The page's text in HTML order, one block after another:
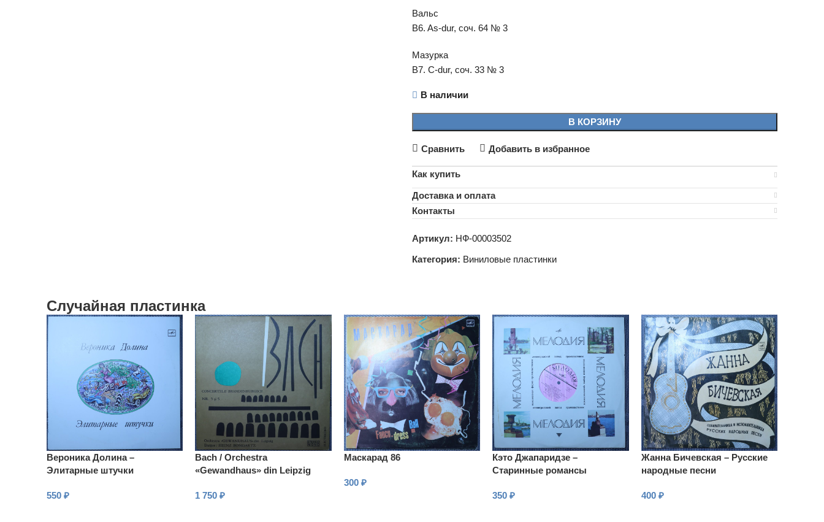
Вальс
B6. As-dur, соч. 64 № 3
Мазурка
B7. C-dur, соч. 33 № 3
В наличии
В КОРЗИНУ
Сравнить Добавить в избранное
Как купить
Доставка и оплата
Контакты
Артикул: НФ-00003502
Категория: Виниловые пластинки
Случайная пластинка
Вероника Долина –
Элитарные штучки
550 ₽
Bach / Orchestra
«Gewandhaus» din Leipzig
Concertele Brandenburgice Nr.
1 750₽
Маскарад 86
300 ₽
Кэто Джапаридзе –
Старинные романсы
350₽
Жанна Бичевская – Русские
народные песни
400 ₽